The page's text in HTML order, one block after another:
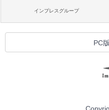
インプレスグループ
PC